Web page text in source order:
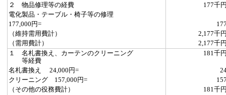
２ 物品修理等の経費
177千
電化製品・テーブル・椅子等の修理
177,000円=
（維持需用費計）
2,177千
（需用費計）
2,177千
１ 名札書換え、カーテンのクリーニング
等経費
181千
名札書換え 24,000円=
クリーニング 157,000円=
（その他の役務費計）
181千